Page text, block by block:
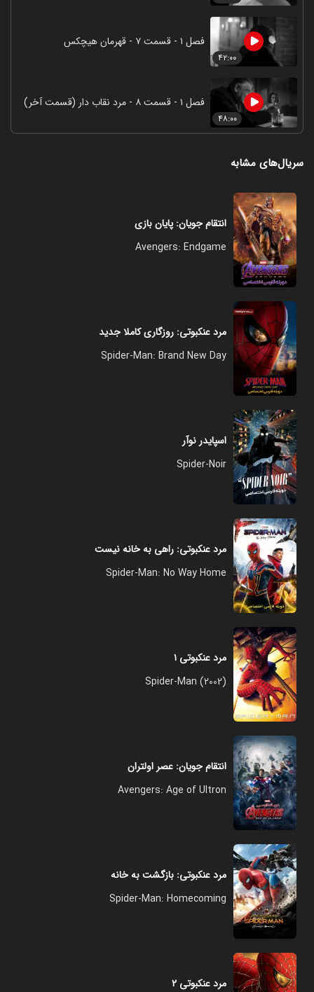
۴۲:۰۰
فصل ۱ - قسمت ۷ - قهرمان هیچکس
۴۸:۰۰
فصل ۱ - قسمت ۸ - مرد نقاب دار (قسمت آخر)
سریال‌های مشابه
انتقام‌ جویان: پایان بازی
Avengers: Endgame
مرد عنکبوتی: روزگاری کاملا جدید
Spider-Man: Brand New Day
اسپایدر نوآر
Spider-Noir
مرد عنکبوتی: راهی به خانه نیست
Spider-Man: No Way Home
مرد عنکبوتی ۱
Spider-Man (2002)
انتقام‌ جویان: عصر اولتران
Avengers: Age of Ultron
مرد عنکبوتی: بازگشت به خانه
Spider-Man: Homecoming
مرد عنکبوتی ۲